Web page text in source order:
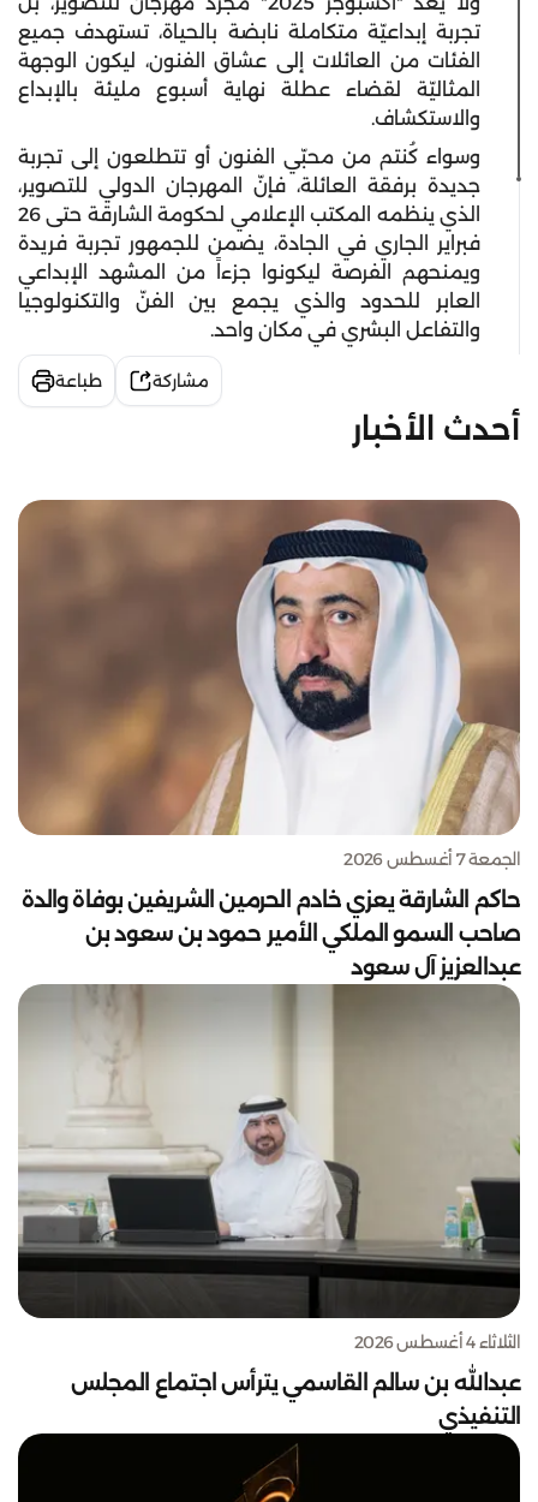
تجربة إبداعيّة متكاملة نابضة بالحياة، تستهدف جميع
الفئات من العائلات إلى عشاق الفنون، ليكون الوجهة
المثاليّة لقضاء عطلة نهاية أسبوع مليئة بالإبداع
والاستكشاف.
وسواء كُنتم من محبّي الفنون أو تتطلعون إلى تجربة
جديدة برفقة العائلة، فإنّ المهرجان الدولي للتصوير،
الذي ينظمه المكتب الإعلامي لحكومة الشارقة حتى 26
فبراير الجاري في الجادة، يضمن للجمهور تجربة فريدة
ويمنحهم الفرصة ليكونوا جزءاً من المشهد الإبداعي
العابر للحدود والذي يجمع بين الفنّ والتكنولوجيا
والتفاعل البشري في مكان واحد.
مشاركة طباعة
أحدث الأخبار
الجمعة 7 أغسطس 2026
حاكم الشارقة يعزي خادم الحرمين الشريفين بوفاة والدة
صاحب السمو الملكي الأمير حمود بن سعود بن
عبدالعزيز آل سعود
الثلاثاء 4 أغسطس 2026
عبدالله بن سالم القاسمي يترأس اجتماع المجلس
التنفيذي